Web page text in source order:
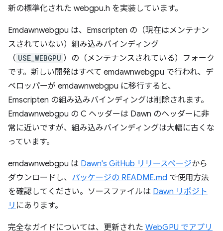
新の標準化された webgpu.h を実装しています。
Emdawnwebgpu は、Emscripten の（現在はメンテナン
スされていない）組み込みバインディング
（ USE_WEBGPU ）の（メンテナンスされている）フォーク
です。新しい開発はすべて emdawnwebgpu で行われ、デ
ベロッパーが emdawnwebgpu に移行すると、
Emscripten の組み込みバインディングは削除されます。
Emdawnwebgpu の C ヘッダーは Dawn のヘッダーに非
常に近いですが、組み込みバインディングは大幅に古くな
っています。
emdawnwebgpu は Dawn's GitHub リリースページから
ダウンロードし、 パッケージの README.md で使用方法
を確認してください。ソースファイルは Dawn リポジト
リ にあります。
完全なガイドについては、更新された WebGPU でアプリ